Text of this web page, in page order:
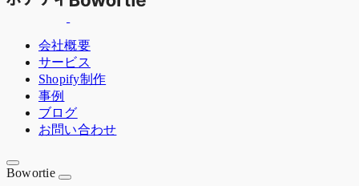
会社概要
サービス
Shopify制作
事例
ブログ
お問い合わせ
Bowortie